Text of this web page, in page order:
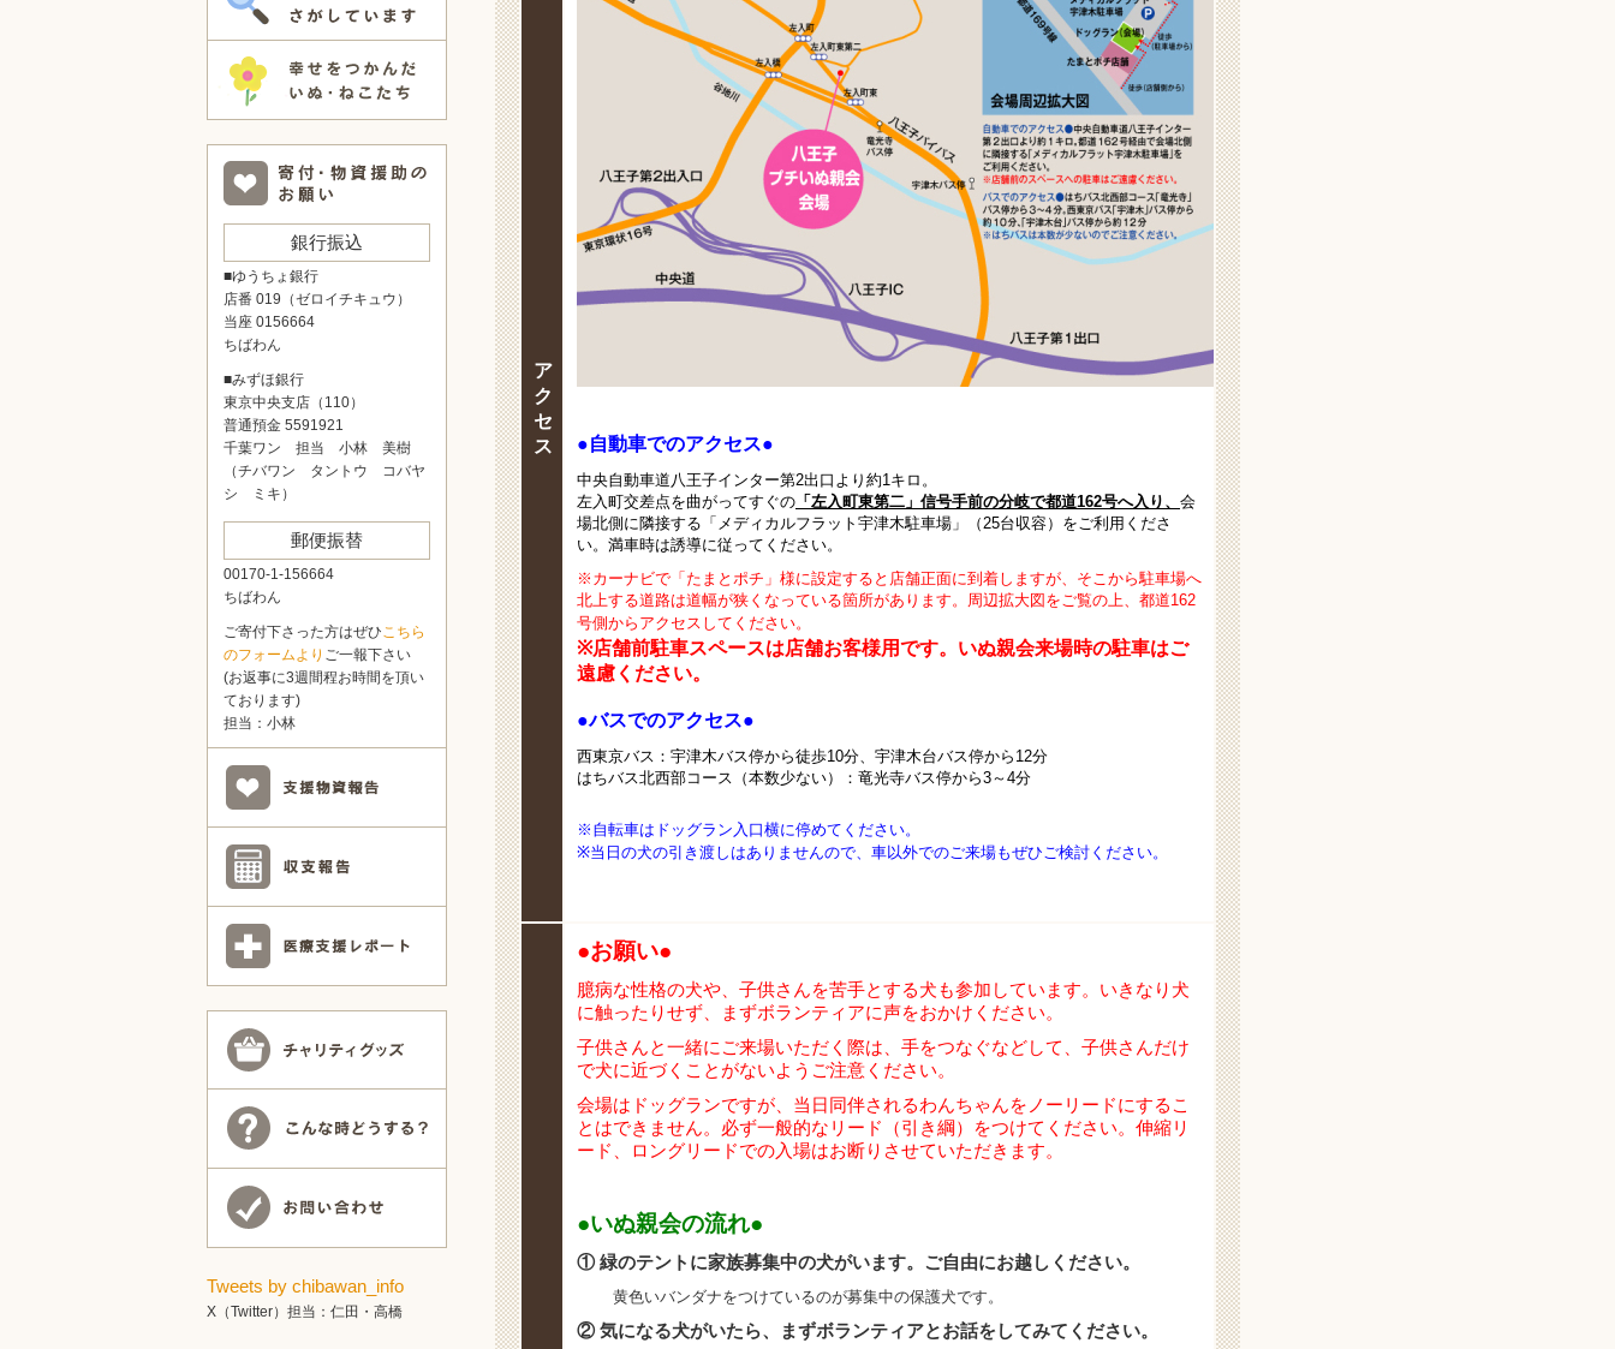
ア
ク
セ
ス
●自動車でのアクセス●
中央自動車道八王子インター第2出口より約1キロ。
左入町交差点を曲がってすぐの 「左入町東第二」信号手前の分岐で都道162号へ入り、 会
場北側に隣接する「メディカルフラット宇津木駐車場」（25台収容）をご利用くださ
い。満車時は誘導に従ってください。
※カーナビで「たまとポチ」様に設定すると店舗正面に到着しますが、そこから駐車場へ
北上する道路は道幅が狭くなっている箇所があります。周辺拡大図をご覧の上、都道162
号側からアクセスしてください。
※店舗前駐車スペースは店舗お客様用です。いぬ親会来場時の駐車はご
遠慮ください。
●バスでのアクセス●
西東京バス：宇津木バス停から徒歩10分、宇津木台バス停から12分
はちバス北西部コース（本数少ない）：竜光寺バス停から3～4分
※自転車はドッグラン入口横に停めてください。
※当日の犬の引き渡しはありませんので、車以外でのご来場もぜひご検討ください。
●お願い●
臆病な性格の犬や、子供さんを苦手とする犬も参加しています。いきなり犬
に触ったりせず、まずボランティアに声をおかけください。
子供さんと一緒にご来場いただく際は、手をつなぐなどして、子供さんだけ
で犬に近づくことがないようご注意ください。
会場はドッグランですが、当日同伴されるわんちゃんをノーリードにするこ
とはできません。必ず一般的なリード（引き綱）をつけてください。 伸縮リ
ード、ロングリードでの入場はお断りさせていただきます。
●いぬ親会の流れ●
① 緑のテントに家族募集中の犬がいます。ご自由にお越しください。
黄色いバンダナをつけているのが募集中の保護犬です。
② 気になる犬がいたら、まずボランティアとお話をしてみてください。
銀行振込
■ゆうちょ銀行
店番 019（ゼロイチキュウ）
当座 0156664
ちばわん
■みずほ銀行
東京中央支店（110）
普通預金 5591921
千葉ワン 担当 小林 美樹
（チバワン タントウ コバヤ
シ ミキ）
郵便振替
00170-1-156664
ちばわん
ご寄付下さった方はぜひこちら
のフォームより ご一報下さい
(お返事に3週間程お時間を頂い
ております)
担当：小林
Tweets by chibawan_info
X（Twitter）担当：仁田・高橋